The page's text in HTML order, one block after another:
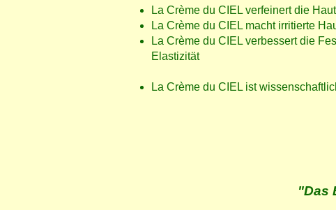
La Crème du CIEL verfeinert die
La Crème du CIEL macht irritierte
La Crème du CIEL verbessert die
Elastizität
La Crème du CIEL ist
"Das